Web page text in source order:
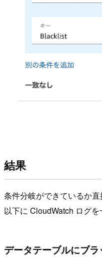
結果
条件分岐ができているか直
以下に CloudWatch ログを
データテーブルにブ